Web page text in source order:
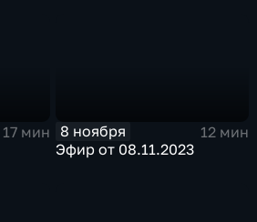
17 мин
8 ноября
12 мин
Эфир от 08.11.2023